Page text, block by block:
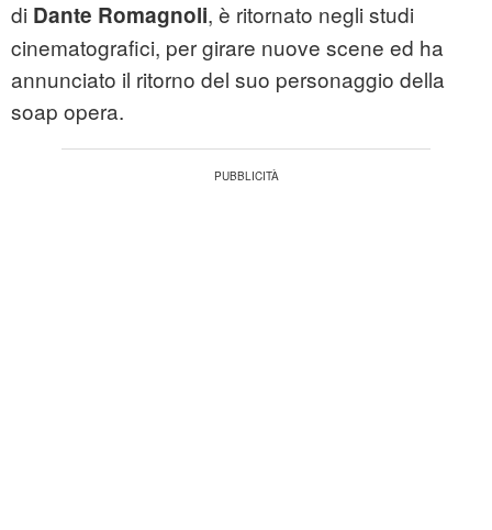
di Dante Romagnoli, è ritornato negli studi
cinematografici, per girare nuove scene ed ha
annunciato il ritorno del suo personaggio della
soap opera.